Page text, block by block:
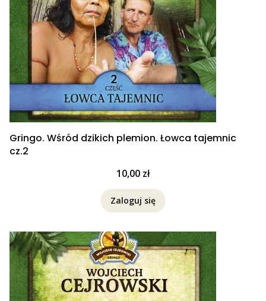
Gringo. Wśród dzikich plemion. Łowca tajemnic
cz.2
Cena
10,00 zł
Zaloguj się